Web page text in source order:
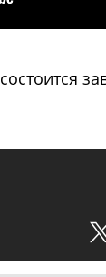
состоится